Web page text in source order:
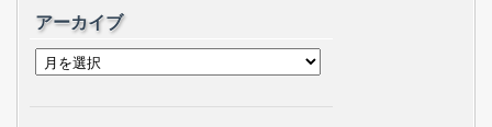
アーカイブ
ア